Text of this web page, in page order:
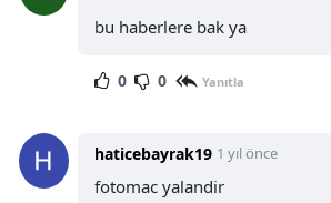
bu haberlere bak ya
0 0 Yanıtla
haticebayrak19 1 yıl önce
fotomac yalandir